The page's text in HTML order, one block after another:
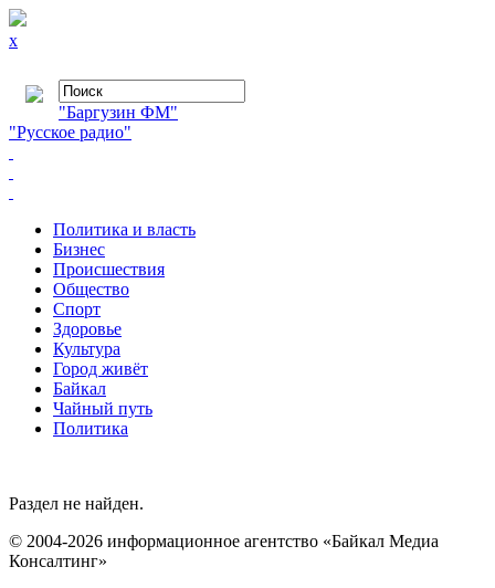
x
"Баргузин ФМ"
"Русское радио"
Политика и власть
Бизнес
Происшествия
Общество
Cпорт
Здоровье
Культура
Город живёт
Байкал
Чайный путь
Политика
Раздел не найден.
© 2004-2026 информационное агентство «Байкал Медиа
Консалтинг»